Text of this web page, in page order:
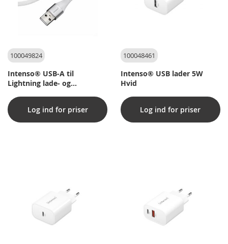
100049824
Intenso® USB-A til
Lightning lade- og
Log ind for priser
100048461
Intenso® USB lader 5W
Hvid
Log ind for priser